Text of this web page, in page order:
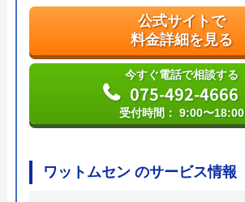
吉水町336
公式サイトで
料金詳細を見る
今すぐ電話で相談する
075-492-4666
受付時間： 9:00〜18:00
ワットムセン のサービス情報